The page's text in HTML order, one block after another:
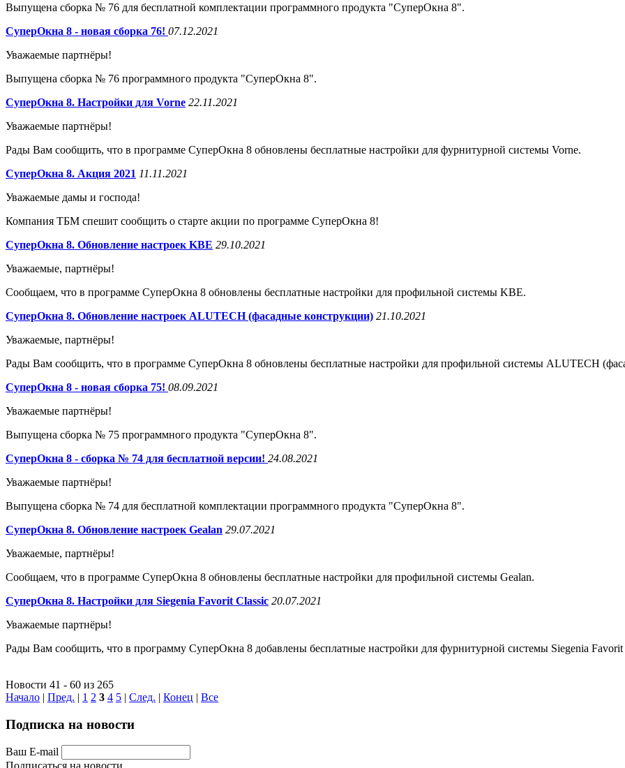
Выпущена сборка № 76 для бесплатной комплектации программного продукта "СуперОкна 8".
СуперОкна 8 - новая сборка 76! 07.12.2021
Уважаемые партнёры!
Выпущена сборка № 76 программного продукта "СуперОкна 8".
СуперОкна 8. Настройки для Vorne 22.11.2021
Уважаемые партнёры!
Рады Вам сообщить, что в программе СуперОкна 8 обновлены бесплатные настройки для фурнитурной системы Vorne.
СуперОкна 8. Акция 2021 11.11.2021
Уважаемые дамы и господа!
Компания ТБМ спешит сообщить о старте акции по программе СуперОкна 8!
СуперОкна 8. Обновление настроек KBE 29.10.2021
Уважаемые, партнёры!
Сообщаем, что в программе СуперОкна 8 обновлены бесплатные настройки для профильной системы KBE.
СуперОкна 8. Обновление настроек ALUTECH (фасадные конструкции) 21.10.2021
Уважаемые, партнёры!
Рады Вам сообщить, что в программе СуперОкна 8 обновлены бесплатные настройки для профильной системы ALUTECH
СуперОкна 8 - новая сборка 75! 08.09.2021
Уважаемые партнёры!
Выпущена сборка № 75 программного продукта "СуперОкна 8".
СуперОкна 8 - сборка № 74 для бесплатной версии! 24.08.2021
Уважаемые партнёры!
Выпущена сборка № 74 для бесплатной комплектации программного продукта "СуперОкна 8".
СуперОкна 8. Обновление настроек Gealan 29.07.2021
Уважаемые, партнёры!
Сообщаем, что в программе СуперОкна 8 обновлены бесплатные настройки для профильной системы Gealan.
СуперОкна 8. Настройки для Siegenia Favorit Classic 20.07.2021
Уважаемые партнёры!
Рады Вам сообщить, что в программу СуперОкна 8 добавлены бесплатные настройки для фурнитурной системы Siegenia Favorit
Новости 41 - 60 из 265
Начало | Пред. | 1 2 3 4 5 | След. | Конец | Все
Подписка на новости
Ваш E-mail